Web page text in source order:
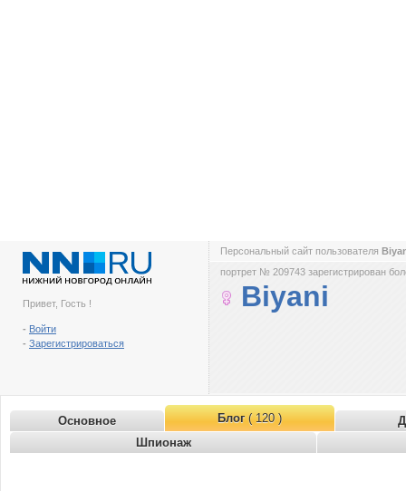
Привет, Гость !
- Войти
- Зарегистрироваться
Персональный сайт пользователя
портрет № 209743 зарегистрирован
Biyani
Основное Блог( 120 )
Шпионаж